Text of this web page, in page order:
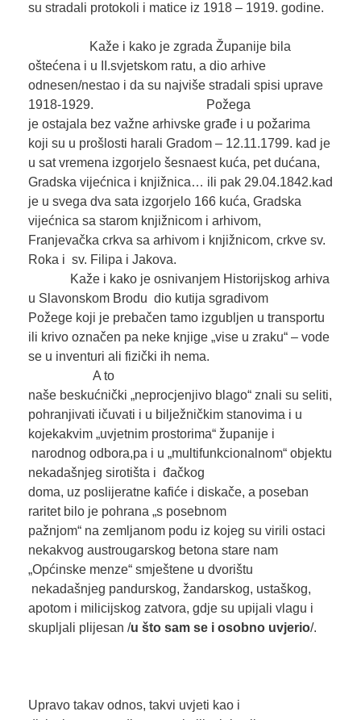
su stradali protokoli i matice iz 1918 – 1919. godine.
Kaže i kako je zgrada Županije bila
oštećena i u II.svjetskom ratu, a dio arhive
odnesen/nestao i da su najviše stradali spisi uprave
1918-1929. Požega
je ostajala bez važne arhivske građe i u požarima
koji su u prošlosti harali Gradom – 12.11.1799. kad je
u sat vremena izgorjelo šesnaest kuća, pet dućana,
Gradska vijećnica i knjižnica… ili pak 29.04.1842.kad
je u svega dva sata izgorjelo 166 kuća, Gradska
vijećnica sa starom knjižnicom i arhivom,
Franjevačka crkva sa arhivom i knjižnicom, crkve sv.
Roka i sv. Filipa i Jakova.
Kaže i kako je osnivanjem Historijskog arhiva
u Slavonskom Brodu dio kutija sgradivom
Požege koji je prebačen tamo izgubljen u transportu
ili krivo označen pa neke knjige „vise u zraku“ – vode
se u inventuri ali fizički ih nema.
A to
naše beskućnički „neprocjenjivo blago“ znali su seliti,
pohranjivati ičuvati i u bilježničkim stanovima i u
kojekakvim „uvjetnim prostorima“ županije i
narodnog odbora,pa i u „multifunkcionalnom“ objektu
nekadašnjeg sirotišta i đačkog
doma, uz poslijeratne kafiće i diskače, a poseban
raritet bilo je pohrana „s posebnom
pažnjom“ na zemljanom podu iz kojeg su virili ostaci
nekakvog austrougarskog betona stare nam
„Općinske menze“ smještene u dvorištu
nekadašnjeg pandurskog, žandarskog, ustaškog,
apotom i milicijskog zatvora, gdje su upijali vlagu i
skupljali plijesan /u što sam se i osobno uvjerio/.
Upravo takav odnos, takvi uvjeti kao i